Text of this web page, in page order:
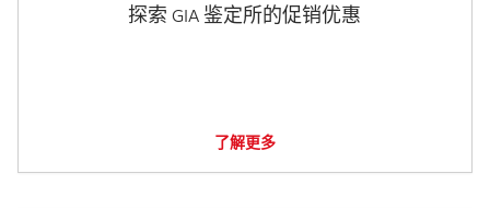
探索 GIA 鉴定所的促销优惠
了解更多